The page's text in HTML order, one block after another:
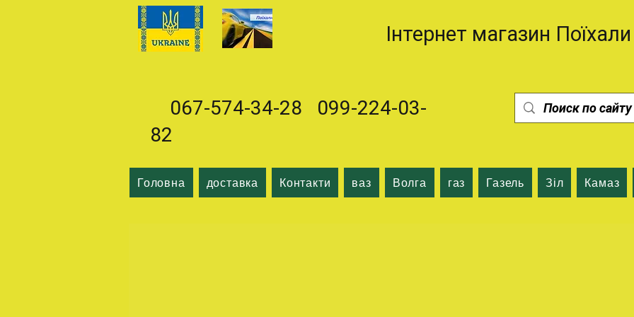
Інтернет магазин Поїхали
067-574-34-28 099-224-03-
82
Головна доставка Контакти ваз Волга газ Газель Зіл Камаз